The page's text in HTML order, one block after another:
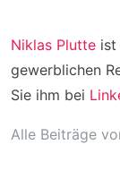
Niklas Plutte ist
gewerblichen
Sie ihm bei
Alle Beiträge